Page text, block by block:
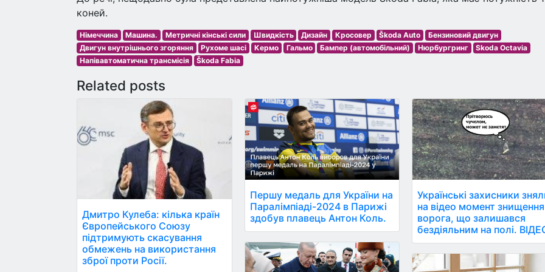
коней.
Німеччина Машина. Метричні кінські сили Швидкість Дизайн Кросовер Škoda Auto
Бензиновий двигун
Двигун внутрішнього згоряння
Рухоме шасі Кермо Гальмо Бампер (автомобільний) Нюрбургринг
Skoda Octavia
Напівавтоматична трансмісія
Škoda Fabia
Related posts
Дмитро Кулеба: кілька країн
Європейського Союзу
підтримують скасування
обмежень на використання
зброї проти Росії.
Першу медаль для України на
Паралімпіаді-2024 в Парижі
здобув плавець Антон Коль.
Українські захисники
на відео момент знищення
ворога, що залишався
бездіяльним на полі.